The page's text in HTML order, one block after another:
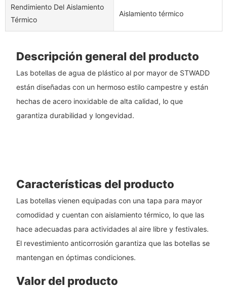
Rendimiento Del Aislamiento
Térmico
Aislamiento térmico
Descripción general del producto
Las botellas de agua de plástico al por mayor de STWADD
están diseñadas con un hermoso estilo campestre y están
hechas de acero inoxidable de alta calidad, lo que
garantiza durabilidad y longevidad.
Características del producto
Las botellas vienen equipadas con una tapa para mayor
comodidad y cuentan con aislamiento térmico, lo que las
hace adecuadas para actividades al aire libre y festivales.
El revestimiento anticorrosión garantiza que las botellas se
mantengan en óptimas condiciones.
Valor del producto